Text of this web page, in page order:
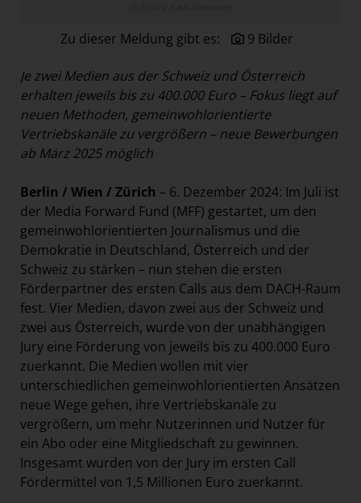
Swiss Life Select
The Companion
The Hoxton
Vöslauer
NMK
MEDIA
KONTAKT
Zu dieser Meldung gibt es: 9 Bilder
Je zwei Medien aus der Schweiz und Österreich
erhalten jeweils bis zu 400.000 Euro – Fokus liegt auf
neuen Methoden, gemeinwohlorientierte
Vertriebskanäle zu vergrößern – neue Bewerbungen
ab März 2025 möglich
Berlin / Wien / Zürich – 6. Dezember 2024: Im Juli ist
der Media Forward Fund (MFF) gestartet, um den
gemeinwohlorientierten Journalismus und die
Demokratie in Deutschland, Österreich und der
Schweiz zu stärken – nun stehen die ersten
Förderpartner des ersten Calls aus dem DACH-Raum
fest. Vier Medien, davon zwei aus der Schweiz und
zwei aus Österreich, wurde von der unabhängigen
Jury eine Förderung von jeweils bis zu 400.000 Euro
zuerkannt. Die Medien wollen mit vier
unterschiedlichen gemeinwohlorientierten Ansätzen
neue Wege gehen, ihre Vertriebskanäle zu
vergrößern, um mehr Nutzerinnen und Nutzer für
ein Abo oder eine Mitgliedschaft zu gewinnen.
Insgesamt wurden von der Jury im ersten Call
Fördermittel von 1,5 Millionen Euro zuerkannt.